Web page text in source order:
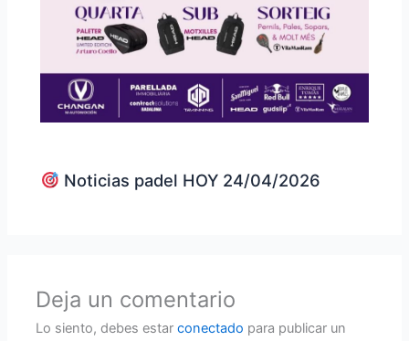
Noticias padel HOY 24/04/2026
Deja un comentario
Lo siento, debes estarconectado para publicar un